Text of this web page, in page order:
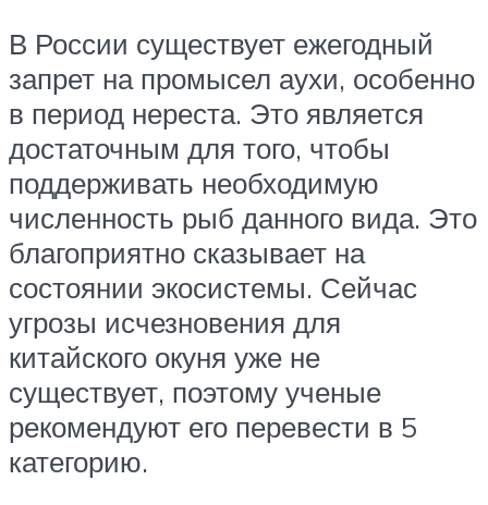
В России существует ежегодный
запрет на промысел аухи, особенно
в период нереста. Это является
достаточным для того, чтобы
поддерживать необходимую
численность рыб данного вида. Это
благоприятно сказывает на
состоянии экосистемы. Сейчас
угрозы исчезновения для
китайского окуня уже не
существует, поэтому ученые
рекомендуют его перевести в 5
категорию.